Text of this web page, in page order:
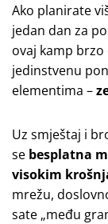
Ako planirate
jedan dan za
ovaj kamp
jedinstvenu
elementima –
Uz smještaj i
se besplatna
visokim
mrežu,
sate „među